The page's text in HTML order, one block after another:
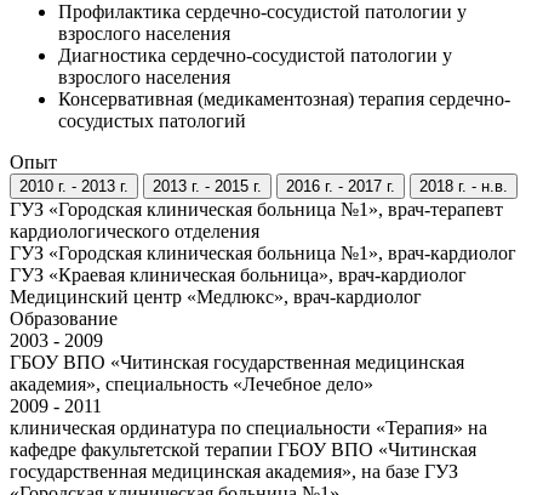
Профилактика сердечно-сосудистой патологии у
взрослого населения
Диагностика сердечно-сосудистой патологии у
взрослого населения
Консервативная (медикаментозная) терапия сердечно-
сосудистых патологий
Опыт
2010 г. - 2013 г. 2013 г. - 2015 г. 2016 г. - 2017 г. 2018 г. - н.в.
ГУЗ «Городская клиническая больница №1», врач-терапевт
кардиологического отделения
ГУЗ «Городская клиническая больница №1», врач-кардиолог
ГУЗ «Краевая клиническая больница», врач-кардиолог
Медицинский центр «Медлюкс», врач-кардиолог
Образование
2003 - 2009
ГБОУ ВПО «Читинская государственная медицинская
академия», специальность «Лечебное дело»
2009 - 2011
клиническая ординатура по специальности «Терапия» на
кафедре факультетской терапии ГБОУ ВПО «Читинская
государственная медицинская академия», на базе ГУЗ